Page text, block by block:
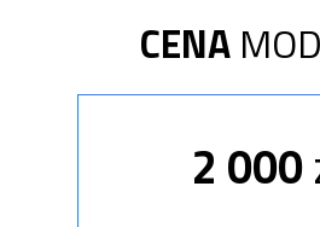
2 000
CENA